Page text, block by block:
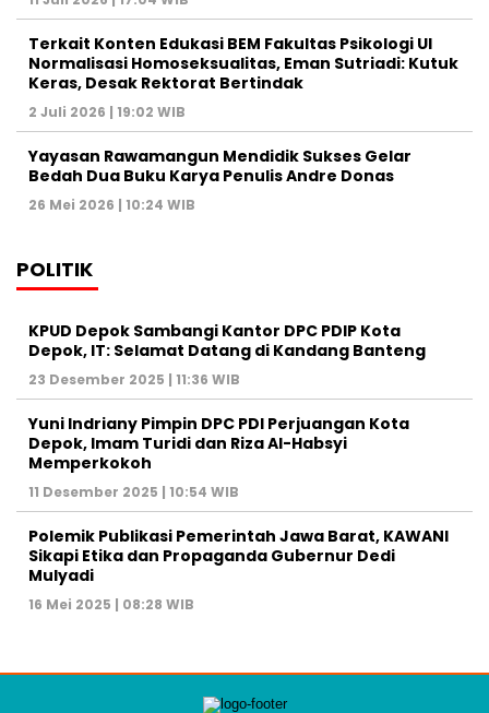
Terkait Konten Edukasi BEM Fakultas Psikologi UI
Normalisasi Homoseksualitas, Eman Sutriadi: Kutuk
Keras, Desak Rektorat Bertindak
2 Juli 2026 | 19:02 WIB
Yayasan Rawamangun Mendidik Sukses Gelar
Bedah Dua Buku Karya Penulis Andre Donas
26 Mei 2026 | 10:24 WIB
POLITIK
KPUD Depok Sambangi Kantor DPC PDIP Kota
Depok, IT: Selamat Datang di Kandang Banteng
23 Desember 2025 | 11:36 WIB
Yuni Indriany Pimpin DPC PDI Perjuangan Kota
Depok, Imam Turidi dan Riza Al-Habsyi
Memperkokoh
11 Desember 2025 | 10:54 WIB
Polemik Publikasi Pemerintah Jawa Barat, KAWANI
Sikapi Etika dan Propaganda Gubernur Dedi
Mulyadi
16 Mei 2025 | 08:28 WIB